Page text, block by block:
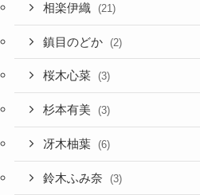
相楽伊織 (21)
鎮目のどか (2)
桜木心菜 (3)
杉本有美 (3)
冴木柚葉 (6)
鈴木ふみ奈 (3)